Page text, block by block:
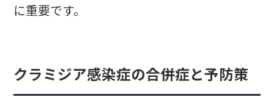
に重要です。
クラミジア感染症の合併症と予防策